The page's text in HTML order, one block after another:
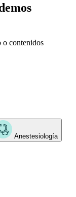
o contenidos
Anestesiología